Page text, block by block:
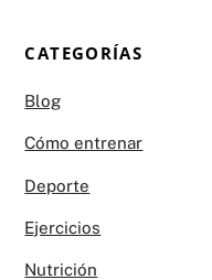
CATEGORÍAS
Blog
Cómo entrenar
Deporte
Ejercicios
Nutrición